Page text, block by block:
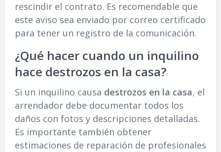
rescindir el contrato. Es recomendable que
este aviso sea enviado por correo certificado
para tener un registro de la comunicación.
¿Qué hacer cuando un inquilino
hace destrozos en la casa?
Si un inquilino causa destrozos en la casa, el
arrendador debe documentar todos los
daños con fotos y descripciones detalladas.
Es importante también obtener
estimaciones de reparación de profesionales